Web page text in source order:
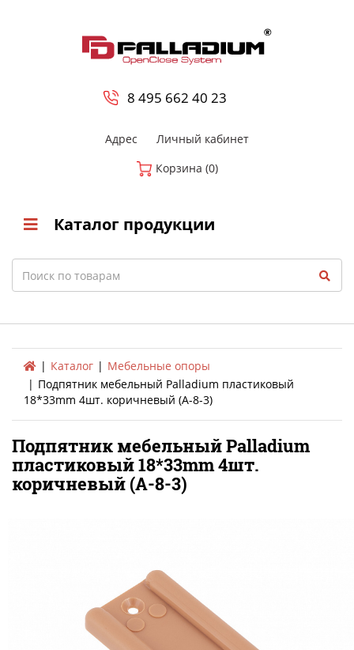
8 495 662 40 23
Адрес
Личный кабинет
Корзина (0)
Каталог продукции
Search
Каталог
Мебельные опоры
Подпятник мебельный Palladium пластиковый
18*33mm 4шт. коричневый (A-8-3)
Подпятник мебельный Palladium
пластиковый 18*33mm 4шт.
коричневый (A-8-3)